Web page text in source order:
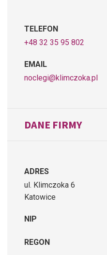
TELEFON
+48 32 35 95 802
EMAIL
noclegi@klimczoka.pl
DANE FIRMY
ADRES
ul. Klimczoka 6
Katowice
NIP
REGON